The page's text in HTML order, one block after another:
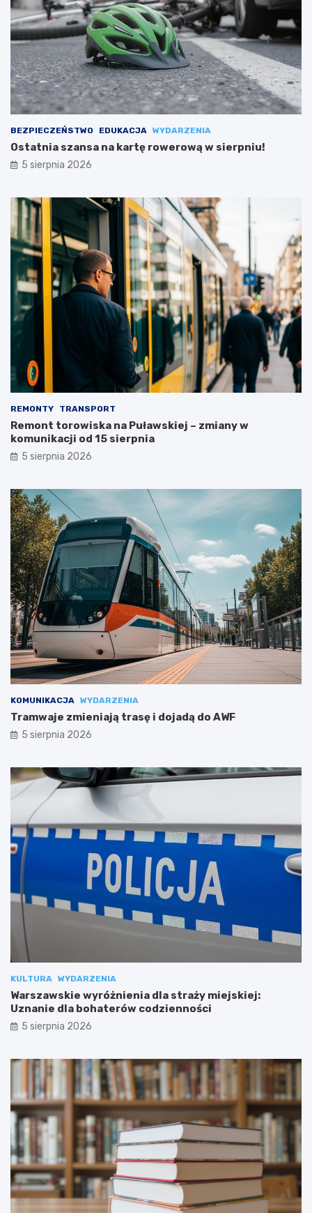
BEZPIECZEŃSTWO EDUKACJA WYDARZENIA
Ostatnia szansa na kartę rowerową w sierpniu!
5 sierpnia 2026
REMONTY TRANSPORT
Remont torowiska na Puławskiej – zmiany w
komunikacji od 15 sierpnia
5 sierpnia 2026
KOMUNIKACJA WYDARZENIA
Tramwaje zmieniają trasę i dojadą do AWF
5 sierpnia 2026
KULTURA WYDARZENIA
Warszawskie wyróżnienia dla straży miejskiej:
Uznanie dla bohaterów codzienności
5 sierpnia 2026